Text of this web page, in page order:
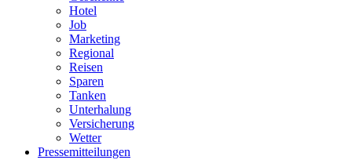
Hotel
Job
Marketing
Regional
Reisen
Sparen
Tanken
Unterhalung
Versicherung
Wetter
Pressemitteilungen